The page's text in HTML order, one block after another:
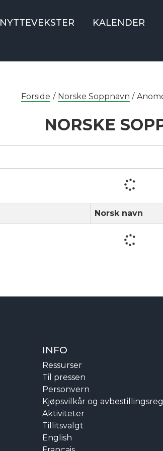
NYTTEVEKSTER KALENDER
Forside / Norske Soppnavn /
NORSKE
Norsk navn
INFO
Ressurser
Til pressen
Personvern
Kjøpsvilkår og
Aktiviteter
Tillitsvalgt
English